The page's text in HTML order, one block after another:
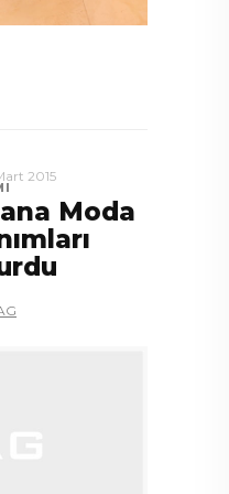
2015
Moda